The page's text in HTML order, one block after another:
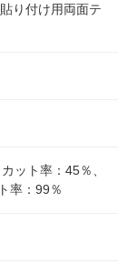
り付け用両面テ
ット率：45％、
率：99％